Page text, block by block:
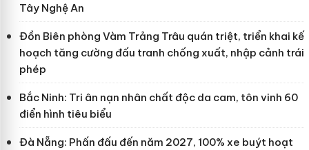
Tây Nghệ An
Đồn Biên phòng Vàm Trảng Trâu quán triệt, triển khai kế
hoạch tăng cường đấu tranh chống xuất, nhập cảnh trái
phép
Bắc Ninh: Tri ân nạn nhân chất độc da cam, tôn vinh 60
điển hình tiêu biểu
Đà Nẵng: Phấn đấu đến năm 2027, 100% xe buýt hoạt